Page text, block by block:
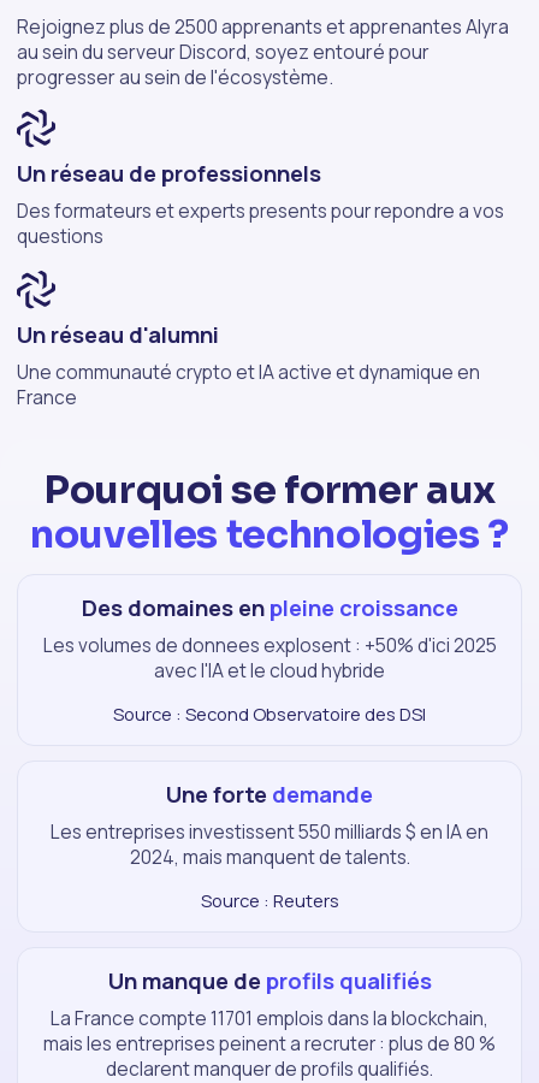
Rejoignez plus de 2500 apprenants et apprenantes Alyra
au sein du serveur Discord, soyez entouré pour
progresser au sein de l'écosystème.
Un réseau de professionnels
Des formateurs et experts presents pour repondre a vos
questions
Un réseau d'alumni
Une communauté crypto et IA active et dynamique en
France
Pourquoi se former aux
nouvelles technologies ?
Des domaines en pleine croissance
Les volumes de donnees explosent : +50% d'ici 2025
avec l'IA et le cloud hybride
Source : Second Observatoire des DSI
Une forte demande
Les entreprises investissent 550 milliards $ en IA en
2024, mais manquent de talents.
Source : Reuters
Un manque de profils qualifiés
La France compte 11701 emplois dans la blockchain,
mais les entreprises peinent a recruter : plus de 80 %
declarent manquer de profils qualifiés.